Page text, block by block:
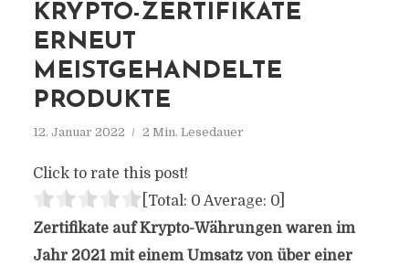
KRYPTO-ZERTIFIKATE
ERNEUT
MEISTGEHANDELTE
PRODUKTE
12. Januar 2022 2 Min. Lesedauer
Click to rate this post!
[Total: 0 Average: 0]
Zertifikate auf Krypto-Währungen waren im
Jahr 2021 mit einem Umsatz von über einer